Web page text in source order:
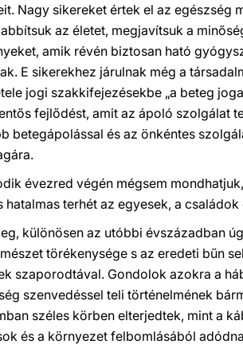
Nagy sikereket értek el az egészség
az életet, megjavítsuk a
amik révén biztosan ható
E sikerekhez járulnak még a
jogi szakkifejezésekbe „a beteg
fejlődést, amit az ápoló szolgálat
betegápolással és az önkéntes
évezred végén mégsem
hatalmas terhét az egyesek, a
különösen az utóbbi évszázadban
törékenysége s az eredeti bűn
szaporodtával. Gondolok azokra a
szenvedéssel teli történelmének
széles körben elterjedtek, mint a
és a környezet felbomlásából